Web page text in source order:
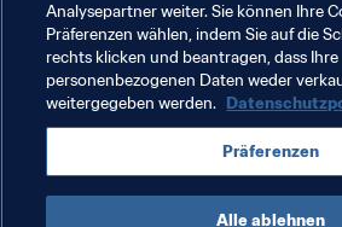
Organisation von Turnieren
Organisation USA Concacaf
Analysepartner weiter. Sie können Ihre
Präferenzen wählen, indem Sie auf die
rechts klicken und beantragen, dass Ihre
personenbezogenen Daten weder
weitergegeben werden.
Präferenzen
Alle ablehnen